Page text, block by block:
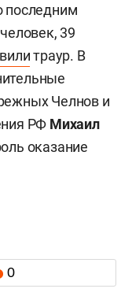
последним
39
траур. В
Челнов и
РФ Михаил
оказание
0